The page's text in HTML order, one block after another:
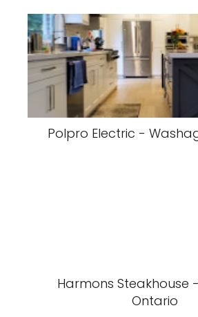
Polpro Electric -
Harmons Steakhouse
Ontario